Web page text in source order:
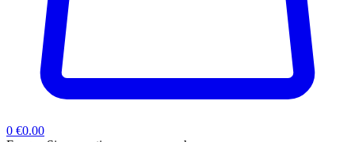
0 €0.00